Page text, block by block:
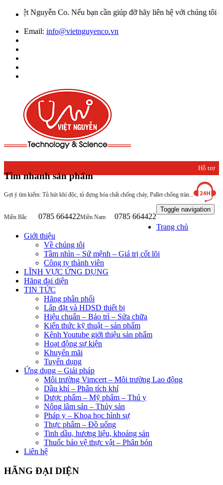
Co. Nếu bạn cần giúp đỡ hãy liên hệ với chúng tôi qua Hotline:
Email: info@vietnguyenco.vn
Tìm nhanh sản phẩm
Gợi ý tìm kiếm: Tủ hút khí độc, tủ đựng hóa chất chống cháy, Pallet chống tràn...
Hỗ trợ
khách
hàng
Miền Bắc 0785 664422Miền Nam 0785 664422
Toggle navigation
Trang chủ
Giới thiệu
Về chúng tôi
Tầm nhìn – Sứ mệnh – Giá trị cốt lõi
Công ty thành viên
LĨNH VỰC ỨNG DỤNG
Hãng đại diện
TIN TỨC
Hãng phân phối
Lắp đặt và HDSD thiết bị
Hiệu chuẩn – Bảo trì – Sửa chữa
Kiến thức kỹ thuật – sản phẩm
Kênh Youtube giới thiệu sản phẩm
Hoạt động sự kiện
Khuyến mãi
Tuyển dụng
Ứng dụng – Giải pháp
Môi trường Vimcert – Môi trường Lao động
Dầu khí – Phân tích khí
Dược phẩm – Mỹ phẩm – Thú y
Nông lâm sản – Thủy sản
Pháp y – Khoa học hình sự
Thực phẩm – Đồ uống
Tinh dầu, hương liệu, khoáng sản
Thuốc bảo vệ thực vật – Phân bón
Liên hệ
HÃNG ĐẠI DIỆN